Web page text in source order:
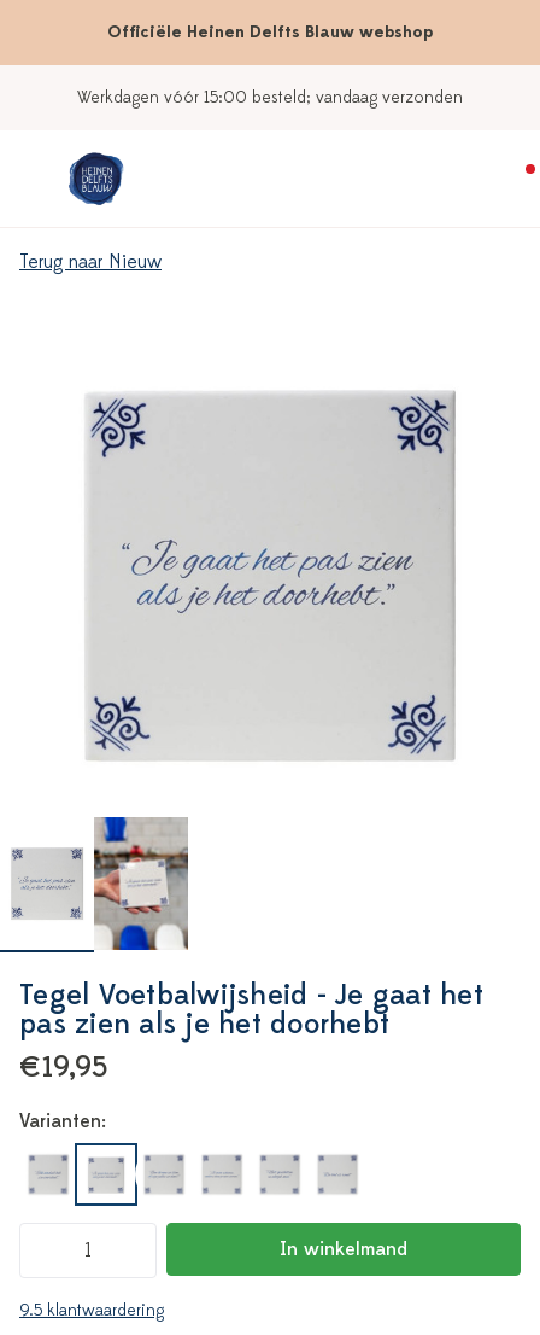
Officiële Heinen Delfts Blauw webshop
Werkdagen vóór 15:00 besteld; vandaag verzonden
Terug naar Nieuw
Tegel Voetbalwijsheid - Je gaat het
pas zien als je het doorhebt
€19,95
Varianten:
In winkelmand
9.5 klantwaardering